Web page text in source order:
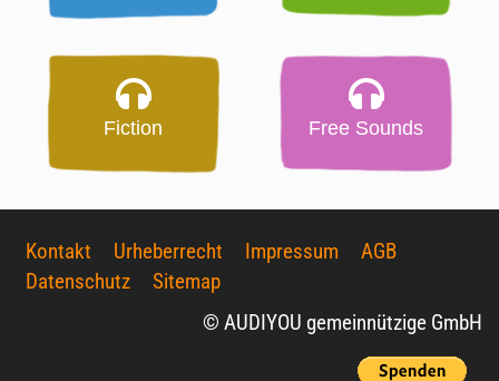
Fiction Free Sounds
Kontakt Urheberrecht Impressum
AGB
Datenschutz
Sitemap
© AUDIYOU gemeinnützige GmbH